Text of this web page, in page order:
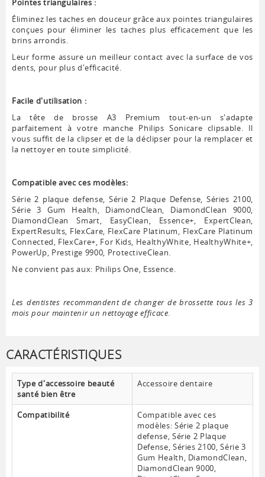
Pointes triangulaires :
Éliminez les taches en douceur grâce aux pointes triangulaires
conçues pour éliminer les taches plus efficacement que les
brins arrondis.
Leur forme assure un meilleur contact avec la surface de vos
dents, pour plus d'efficacité.
Facile d'utilisation :
La tête de brosse A3 Premium tout-en-un s'adapte
parfaitement à votre manche Philips Sonicare clipsable. Il
vous suffit de la clipser et de la déclipser pour la remplacer et
la nettoyer en toute simplicité.
Compatible avec ces modèles:
Série 2 plaque defense, Série 2 Plaque Defense, Séries 2100,
Série 3 Gum Health, DiamondClean, DiamondClean 9000,
DiamondClean Smart, EasyClean, Essence+, ExpertClean,
ExpertResults, FlexCare, FlexCare Platinum, FlexCare Platinum
Connected, FlexCare+, For Kids, HealthyWhite, HealthyWhite+,
PowerUp, Prestige 9900, ProtectiveClean.
Ne convient pas aux: Philips One, Essence.
Les dentistes recommandent de changer de brossette tous les 3
mois pour maintenir un nettoyage efficace.
CARACTÉRISTIQUES
Type d'accessoire beauté
santé bien être
Accessoire dentaire
Compatibilité
Compatible avec ces
modèles: Série 2 plaque
defense, Série 2 Plaque
Defense, Séries 2100, Série 3
Gum Health, DiamondClean,
DiamondClean 9000,